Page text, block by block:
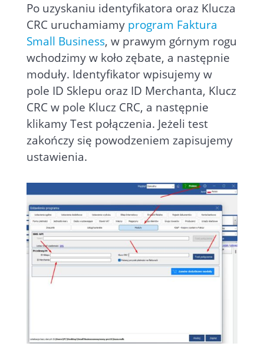
Po uzyskaniu identyfikatora oraz Klucza
CRC uruchamiamy program Faktura
Small Business, w prawym górnym rogu
wchodzimy w koło zębate, a następnie
moduły. Identyfikator wpisujemy w
pole ID Sklepu oraz ID Merchanta, Klucz
CRC w pole Klucz CRC, a następnie
klikamy Test połączenia. Jeżeli test
zakończy się powodzeniem zapisujemy
ustawienia.